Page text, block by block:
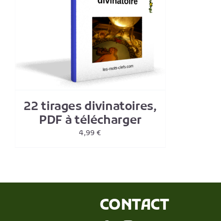
22 tirages divinatoires,
PDF à télécharger
4,99€
CONTACT